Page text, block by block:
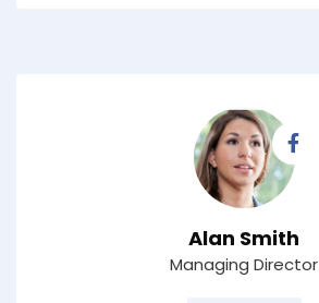
Alan Smith
Managing Director